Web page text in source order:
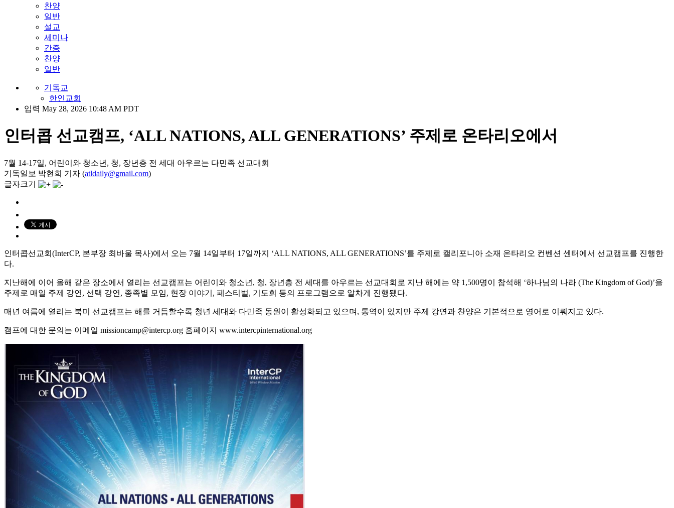
찬양
일반
설교
세미나
간증
찬양
일반
기독교
한인교회
입력 May 28, 2026 10:48 AM PDT
인터콥 선교캠프, ‘ALL NATIONS, ALL GENERATIONS’ 주제로 온타리오에서
7월 14-17일, 어린이와 청소년, 청, 장년층 전 세대 아우르는 다민족 선교대회
기독일보 박현희 기자 (atldaily@gmail.com)
글자크기
인터콥선교회(InterCP, 본부장 최바울 목사)에서 오는 7월 14일부터 17일까지 ‘ALL NATIONS, ALL GENERATIONS’를 주제로 캘리포니아 소재 온타리오 컨벤션 센터에서 선교캠프를 진행한
다.
지난해에 이어 올해 같은 장소에서 열리는 선교캠프는 어린이와 청소년, 청, 장년층 전 세대를 아우르는 선교대회로 지난 해에는 약 1,500명이 참석해 ‘하나님의 나라 (The Kingdom of God)’을
주제로 매일 주제 강연, 선택 강연, 종족별 모임, 현장 이야기, 페스티벌, 기도회 등의 프로그램으로 알차게 진행됐다.
매년 여름에 열리는 북미 선교캠프는 해를 거듭할수록 청년 세대와 다민족 동원이 활성화되고 있으며, 통역이 있지만 주제 강연과 찬양은 기본적으로 영어로 이뤄지고 있다.
캠프에 대한 문의는 이메일 missioncamp@intercp.org 홈페이지 www.intercpinternational.org